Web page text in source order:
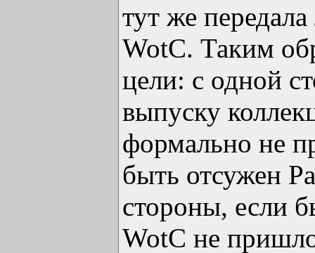
тут же
WotC. Таким
цели: с одной
выпуску
формально не
быть отсужен
стороны, если
WotC не